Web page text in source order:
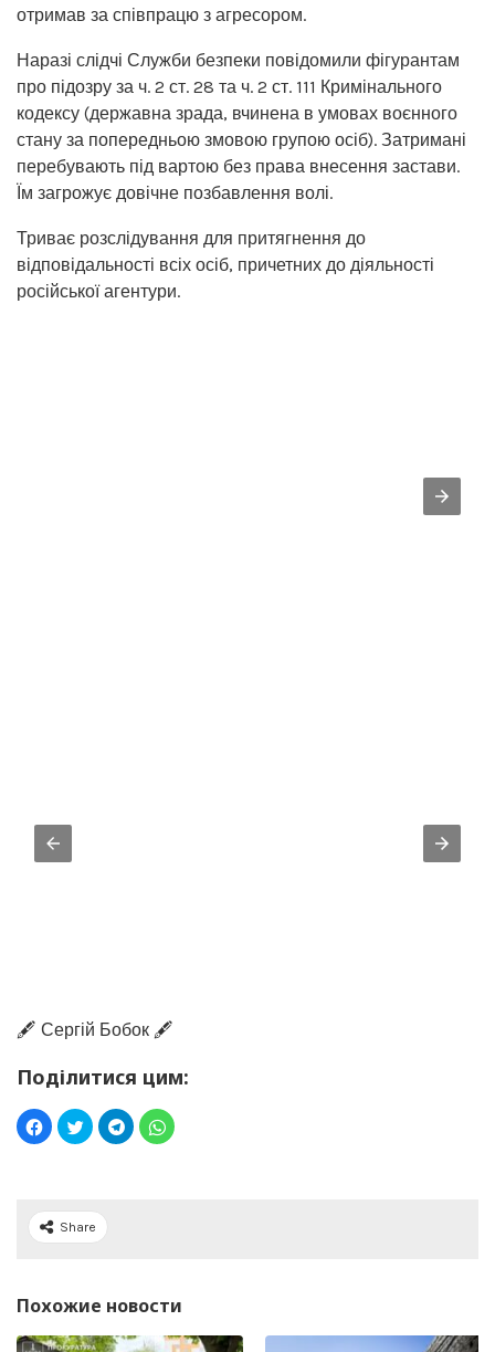
отримав за співпрацю з агресором.
Наразі слідчі Служби безпеки повідомили фігурантам
про підозру за ч. 2 ст. 28 та ч. 2 ст. 111 Кримінального
кодексу (державна зрада, вчинена в умовах воєнного
стану за попередньою змовою групою осіб). Затримані
перебувають під вартою без права внесення застави.
Їм загрожує довічне позбавлення волі.
Триває розслідування для притягнення до
відповідальності всіх осіб, причетних до діяльності
російської агентури.
🖋️ Сергій Бобок 🖋️
Поділитися цим:
Share
Похожие новости